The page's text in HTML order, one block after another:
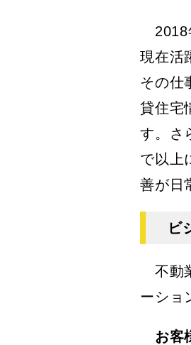
2018
現在活
その仕
貸住宅
す。さ
で以上
善が日
ビ
不動
ーショ
お客